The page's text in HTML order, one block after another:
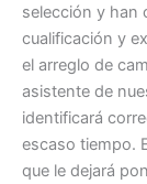
selección y han
cualificación y
el arreglo de
asistente de
identificará
escaso tiempo.
que le dejará